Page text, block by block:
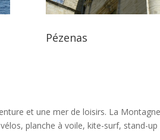
Pézenas
et une mer de loisirs. La
planche à voile, kite-surf, stand-